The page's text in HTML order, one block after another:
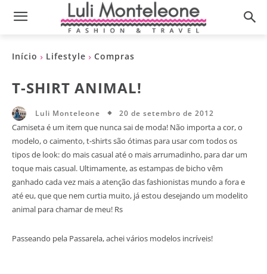
Início Lifestyle Compras
T-SHIRT ANIMAL!
Luli Monteleone 20 de setembro de 2012
Camiseta é um item que nunca sai de moda! Não importa a cor, o
modelo, o caimento, t-shirts são ótimas para usar com todos os
tipos de look: do mais casual até o mais arrumadinho, para dar um
toque mais casual. Ultimamente, as estampas de bicho vêm
ganhado cada vez mais a atenção das fashionistas mundo a fora e
até eu, que que nem curtia muito, já estou desejando um modelito
animal para chamar de meu! Rs
Passeando pela Passarela, achei vários modelos incríveis!